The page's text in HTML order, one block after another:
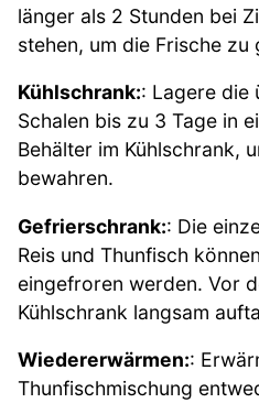
länger als 2 Stunden bei
stehen, um die Frische zu
Kühlschrank:: Lagere die
Schalen bis zu 3 Tage in
Behälter im Kühlschrank,
bewahren.
Gefrierschrank:: Die
Reis und Thunfisch
eingefroren werden. Vor
Kühlschrank langsam
Wiedererwärmen::
Thunfischmischung